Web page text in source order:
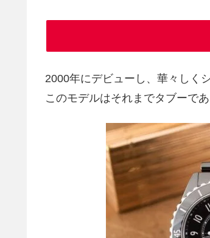
2000年にデビューし、華々しく
このモデルはそれまでタブーで